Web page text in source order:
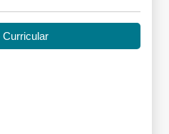
Curricular